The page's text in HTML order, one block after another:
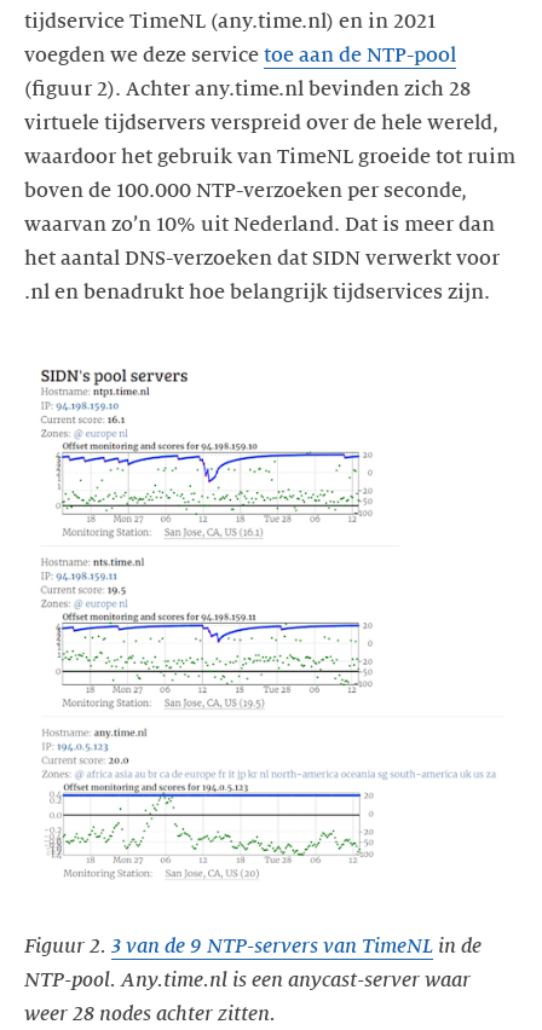
tijdservice TimeNL (any.time.nl) en in 2021
voegden we deze service toe aan de NTP-pool
(figuur 2). Achter any.time.nl bevinden zich 28
virtuele tijdservers verspreid over de hele wereld,
waardoor het gebruik van TimeNL groeide tot ruim
boven de 100.000 NTP-verzoeken per seconde,
waarvan zo’n 10% uit Nederland. Dat is meer dan
het aantal DNS-verzoeken dat SIDN verwerkt voor
.nl en benadrukt hoe belangrijk tijdservices zijn.
Figuur 2. 3 van de 9 NTP-servers van TimeNL in de
NTP-pool. Any.time.nl is een anycast-server waar
weer 28 nodes achter zitten.